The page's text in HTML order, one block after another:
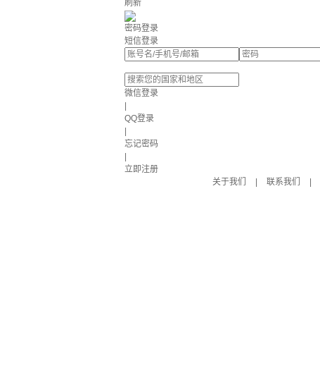
刷新
密码登录
短信登录
微信登录
QQ登录
忘记密码
立即注册
关于我们
联系我们